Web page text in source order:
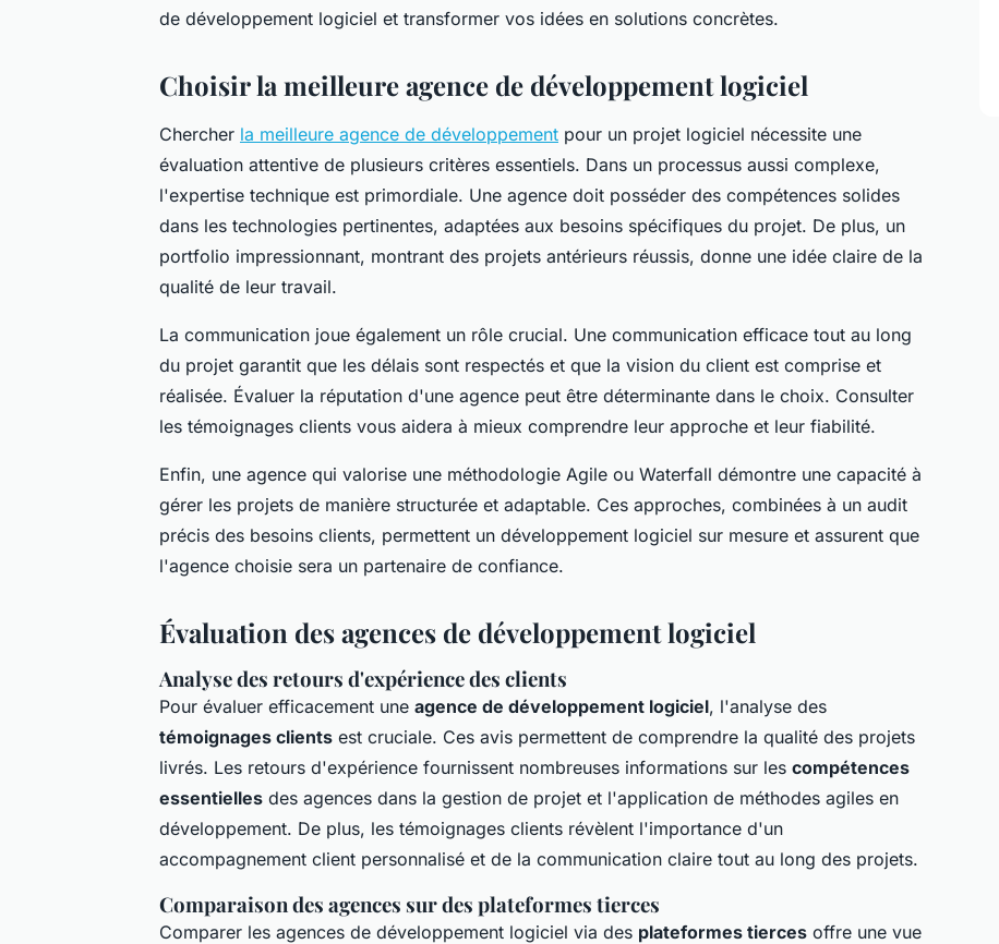
de développement logiciel et transformer vos idées en solutions concrètes.
Choisir la meilleure agence de développement logiciel
Chercher la meilleure agence de développement pour un projet logiciel nécessite une
évaluation attentive de plusieurs critères essentiels. Dans un processus aussi complexe,
l'expertise technique est primordiale. Une agence doit posséder des compétences solides
dans les technologies pertinentes, adaptées aux besoins spécifiques du projet. De plus, un
portfolio impressionnant, montrant des projets antérieurs réussis, donne une idée claire de la
qualité de leur travail.
La communication joue également un rôle crucial. Une communication efficace tout au long
du projet garantit que les délais sont respectés et que la vision du client est comprise et
réalisée. Évaluer la réputation d'une agence peut être déterminante dans le choix. Consulter
les témoignages clients vous aidera à mieux comprendre leur approche et leur fiabilité.
Enfin, une agence qui valorise une méthodologie Agile ou Waterfall démontre une capacité à
gérer les projets de manière structurée et adaptable. Ces approches, combinées à un audit
précis des besoins clients, permettent un développement logiciel sur mesure et assurent que
l'agence choisie sera un partenaire de confiance.
Évaluation des agences de développement logiciel
Analyse des retours d'expérience des clients
Pour évaluer efficacement une agence de développement logiciel, l'analyse des
témoignages clients est cruciale. Ces avis permettent de comprendre la qualité des projets
livrés. Les retours d'expérience fournissent nombreuses informations sur les compétences
essentielles des agences dans la gestion de projet et l'application de méthodes agiles en
développement. De plus, les témoignages clients révèlent l'importance d'un
accompagnement client personnalisé et de la communication claire tout au long des projets.
Comparaison des agences sur des plateformes tierces
Comparer les agences de développement logiciel via des plateformes tierces offre une vue